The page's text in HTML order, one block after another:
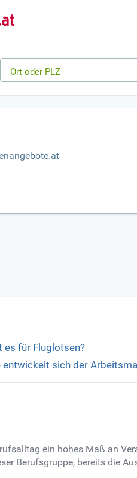
es für Fluglotsen?
entwickelt sich der
ein hohes Maß an
Berufsgruppe, bereits die